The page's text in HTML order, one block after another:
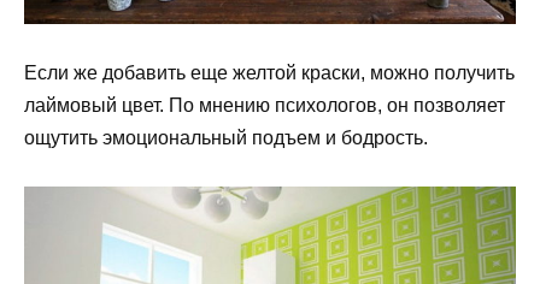
Если же добавить еще желтой краски, можно получить
лаймовый цвет. По мнению психологов, он позволяет
ощутить эмоциональный подъем и бодрость.